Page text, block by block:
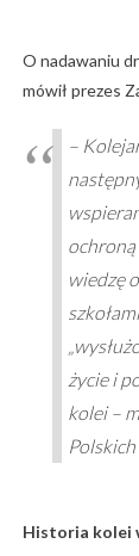
O nadawaniu
mówił prezes
–
wiedzę
życie i
kolei –
Historia kolei